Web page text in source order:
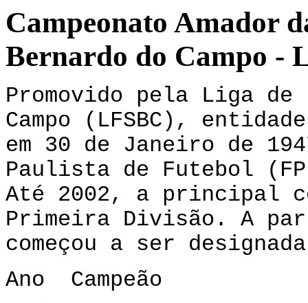
Campeonato Amador
Bernardo do Campo -
Promovido pela Liga de
Campo (LFSBC),
em 30 de Janeiro de
Paulista de Futebol
Até 2002, a principal
Primeira Divisão. A
começou a ser
Ano
Campeão